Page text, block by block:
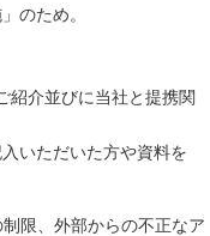
のため。
紹介並びに当社と提携関
いただいた方や資料を
限、外部からの不正なア